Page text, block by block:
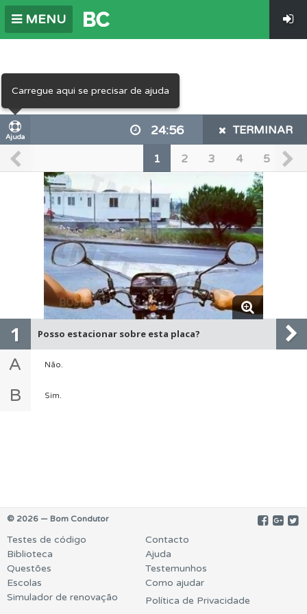
MENU
Ajuda 24:56 TERMINAR
1 2 3 4 5 6
1 Posso estacionar sobre esta placa?
A Não.
B Sim.
© 2026 — Bom Condutor
Testes de código
Biblioteca
Questões
Escolas
Simulador de renovação
Contacto
Ajuda
Testemunhos
Como ajudar
Política de Privacidade
Carregue aqui se precisar de ajuda